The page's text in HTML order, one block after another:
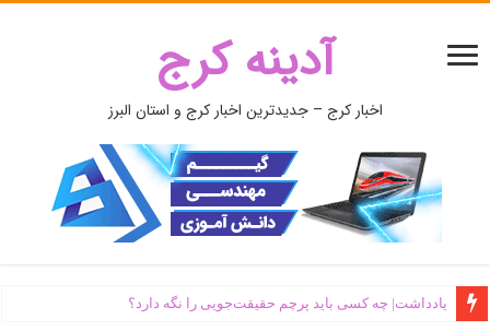
آدینه کرج
اخبار کرج – جدیدترین اخبار کرج و استان البرز
یادداشت| ‌چه کسی باید پرچم حقیقت‌جویی را نگه دارد؟